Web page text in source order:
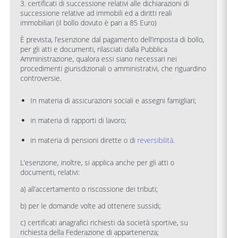
3. certificati di successione relativi alle dichiarazioni di
successione relative ad immobili ed a diritti reali
immobiliari (il bollo dovuto è pari a 85 Euro)
È prevista, l’esenzione dal pagamento dell’imposta di bollo,
per gli atti e documenti, rilasciati dalla Pubblica
Amministrazione, qualora essi siano necessari nei
procedimenti giurisdizionali o amministrativi, che riguardino
controversie.
In materia di assicurazioni sociali e assegni famigliari;
in materia di rapporti di lavoro;
in materia di pensioni dirette o di reversibilità.
L’esenzione, inoltre, si applica anche per gli atti o
documenti, relativi:
a) all’accertamento o riscossione dei tributi;
b) per le domande volte ad ottenere sussidi;
c) certificati anagrafici richiesti da società sportive, su
richiesta della Federazione di appartenenza;